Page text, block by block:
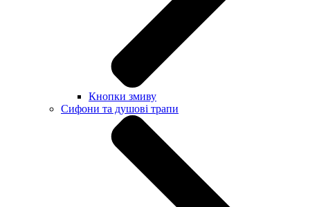
Кнопки змиву
Сифони та душові трапи